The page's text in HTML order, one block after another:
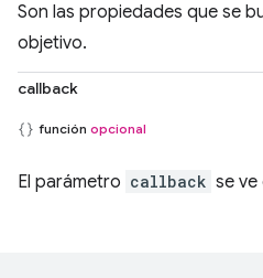
Son las propiedades que se
objetivo.
callback
función opcional
El parámetro callback se ve